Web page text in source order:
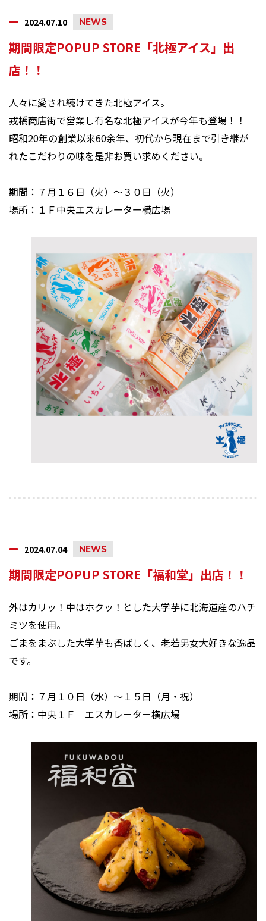
2024.07.10 NEWS
期間限定POPUP STORE「北極アイス」出
店！！
人々に愛され続けてきた北極アイス。
戎橋商店街で営業し有名な北極アイスが今年も登場！！
昭和20年の創業以来60余年、初代から現在まで引き継が
れたこだわりの味を是非お買い求めください。
期間：７月１６日（火）～３０日（火）
場所：１Ｆ中央エスカレーター横広場
2024.07.04 NEWS
期間限定POPUP STORE「福和堂」出店！！
外はカリッ！中はホクッ！とした大学芋に北海道産のハチ
ミツを使用。
ごまをまぶした大学芋も香ばしく、老若男女大好きな逸品
です。
期間：７月１０日（水）～１５日（月・祝）
場所：中央１Ｆ エスカレーター横広場